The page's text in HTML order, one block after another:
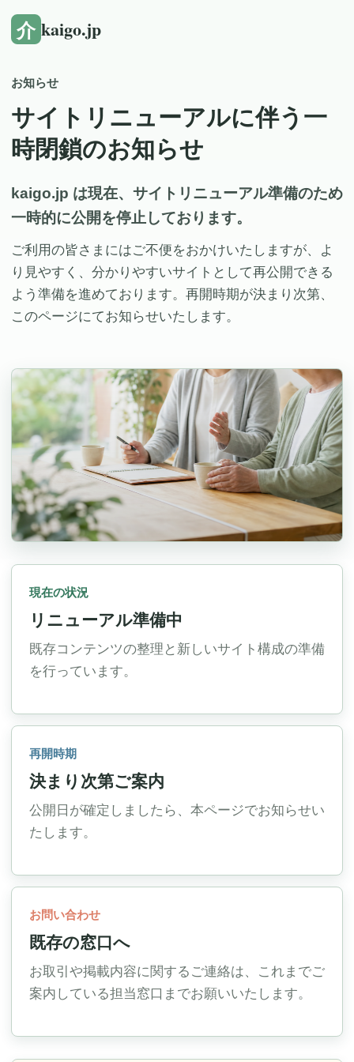
介 kaigo.jp
お知らせ
サイトリニューアルに伴う一
時閉鎖のお知らせ
kaigo.jp は現在、サイトリニューアル準備のため
一時的に公開を停止しております。
ご利用の皆さまにはご不便をおかけいたしますが、よ
り見やすく、分かりやすいサイトとして再公開できる
よう準備を進めております。再開時期が決まり次第、
このページにてお知らせいたします。
現在の状況
リニューアル準備中
既存コンテンツの整理と新しいサイト構成の準備
を行っています。
再開時期
決まり次第ご案内
公開日が確定しましたら、本ページでお知らせい
たします。
お問い合わせ
既存の窓口へ
お取引や掲載内容に関するご連絡は、これまでご
案内している担当窓口までお願いいたします。